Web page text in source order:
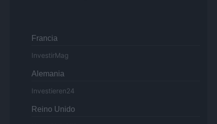
Francia
InvestirMag
Alemania
Investieren24
Reino Unido